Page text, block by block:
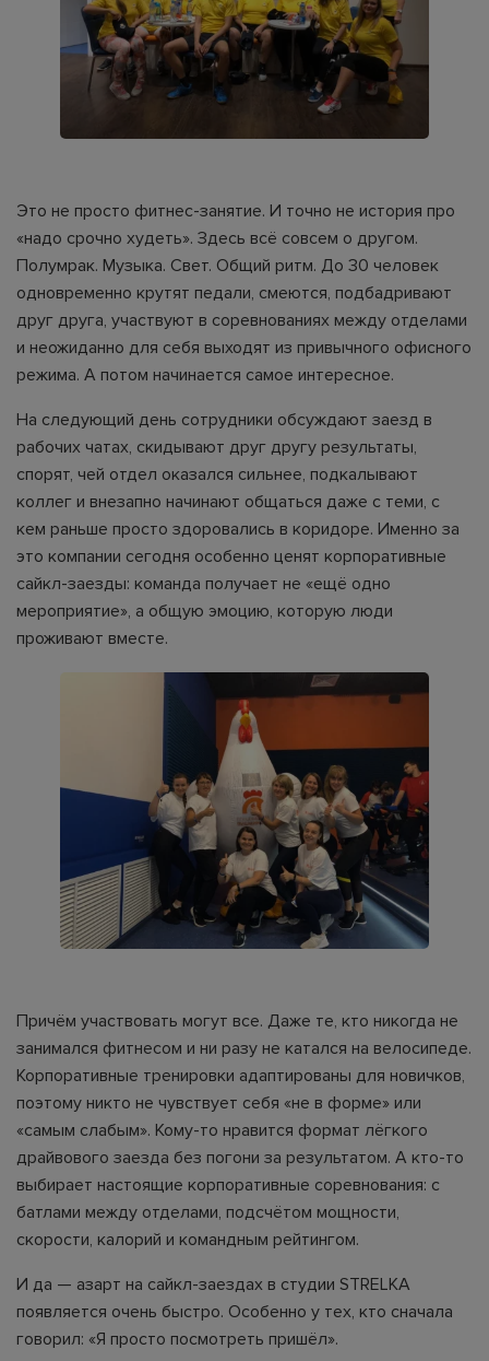
Это не просто фитнес-занятие. И точно не история про
«надо срочно худеть». Здесь всё совсем о другом.
Полумрак. Музыка. Свет. Общий ритм. До 30 человек
одновременно крутят педали, смеются, подбадривают
друг друга, участвуют в соревнованиях между отделами
и неожиданно для себя выходят из привычного офисного
режима. А потом начинается самое интересное.
На следующий день сотрудники обсуждают заезд в
рабочих чатах, скидывают друг другу результаты,
спорят, чей отдел оказался сильнее, подкалывают
коллег и внезапно начинают общаться даже с теми, с
кем раньше просто здоровались в коридоре. Именно за
это компании сегодня особенно ценят корпоративные
сайкл-заезды: команда получает не «ещё одно
мероприятие», а общую эмоцию, которую люди
проживают вместе.
Причём участвовать могут все. Даже те, кто никогда не
занимался фитнесом и ни разу не катался на велосипеде.
Корпоративные тренировки адаптированы для новичков,
поэтому никто не чувствует себя «не в форме» или
«самым слабым». Кому-то нравится формат лёгкого
драйвового заезда без погони за результатом. А кто-то
выбирает настоящие корпоративные соревнования: с
батлами между отделами, подсчётом мощности,
скорости, калорий и командным рейтингом.
И да — азарт на сайкл-заездах в студии STRELKA
появляется очень быстро. Особенно у тех, кто сначала
говорил: «Я просто посмотреть пришёл».